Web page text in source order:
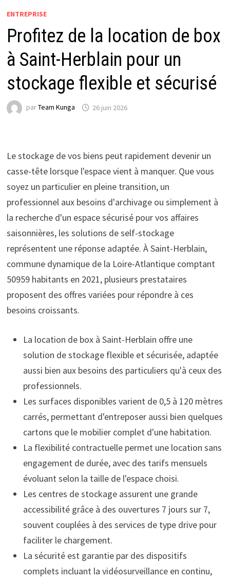
ENTREPRISE
Profitez de la location de box
à Saint-Herblain pour un
stockage flexible et sécurisé
parTeam Kunga 26 juin 2026
Le stockage de vos biens peut rapidement devenir un
casse-tête lorsque l'espace vient à manquer. Que vous
soyez un particulier en pleine transition, un
professionnel aux besoins d'archivage ou simplement à
la recherche d'un espace sécurisé pour vos affaires
saisonnières, les solutions de self-stockage
représentent une réponse adaptée. À Saint-Herblain,
commune dynamique de la Loire-Atlantique comptant
50959 habitants en 2021, plusieurs prestataires
proposent des offres variées pour répondre à ces
besoins croissants.
La location de box à Saint-Herblain offre une
solution de stockage flexible et sécurisée, adaptée
aussi bien aux besoins des particuliers qu'à ceux des
professionnels.
Les surfaces disponibles varient de 0,5 à 120 mètres
carrés, permettant d'entreposer aussi bien quelques
cartons que le mobilier complet d'une habitation.
La flexibilité contractuelle permet une location sans
engagement de durée, avec des tarifs mensuels
évoluant selon la taille de l'espace choisi.
Les centres de stockage assurent une grande
accessibilité grâce à des ouvertures 7 jours sur 7,
souvent couplées à des services de type drive pour
faciliter le chargement.
La sécurité est garantie par des dispositifs
complets incluant la vidéosurveillance en continu,